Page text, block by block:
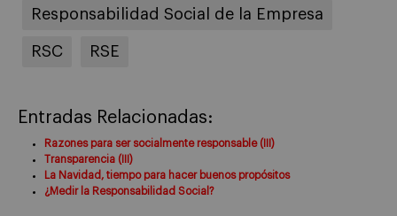
Responsabilidad Social de la Empresa
RSC RSE
Entradas Relacionadas:
Razones para ser socialmente responsable (III)
Transparencia (III)
La Navidad, tiempo para hacer buenos propósitos
¿Medir la Responsabilidad Social?